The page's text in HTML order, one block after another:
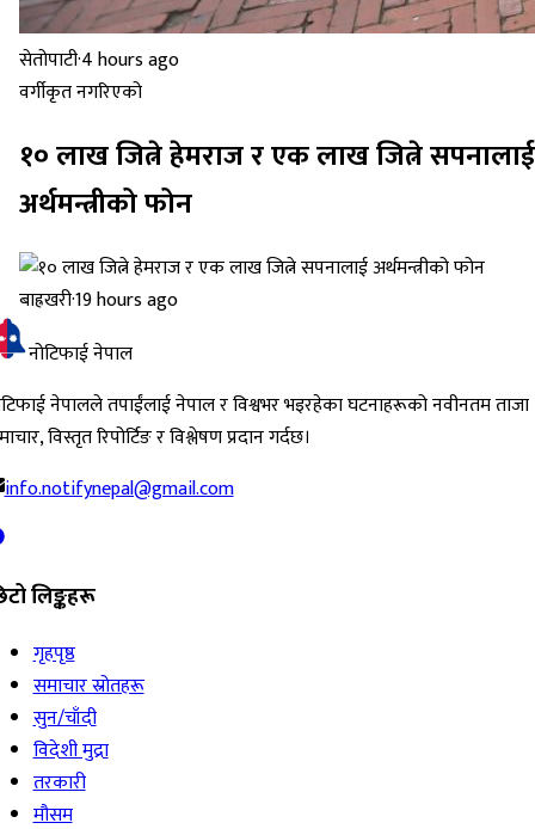
सेतोपाटी·4 hours ago
वर्गीकृत नगरिएको
१० लाख जित्ने हेमराज र एक लाख जित्ने सपनालाई
अर्थमन्त्रीको फोन
बाह्रखरी·19 hours ago
नोटिफाई नेपाल
नेपालले तपाईंलाई नेपाल र विश्वभर भइरहेका घटनाहरूको नवीनतम ताजा
विस्तृत रिपोर्टिङ र विश्लेषण प्रदान गर्दछ।
info.notifynepal@gmail.com
लिङ्कहरू
गृहपृष्ठ
समाचार स्रोतहरू
सुन/चाँदी
विदेशी मुद्रा
तरकारी
मौसम